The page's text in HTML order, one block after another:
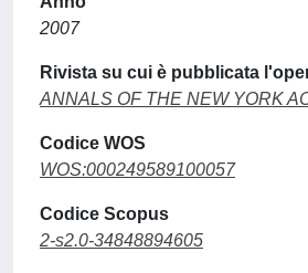
2007
Rivista su cui è pubblicata
ANNALS OF THE NEW YORK
Codice WOS
WOS:000249589100057
Codice Scopus
2-s2.0-34848894605